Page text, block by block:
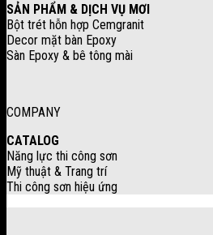
SẢN PHẨM & DỊCH VỤ MƠI
Bột trét hỗn hợp Cemgranit
Decor mặt bàn Epoxy
Sàn Epoxy & bê tông mài
COMPANY
CATALOG
Năng lực thi công sơn
Mỹ thuật & Trang trí
Thi công sơn hiệu ứng